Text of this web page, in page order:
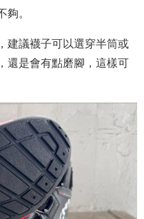
夠。
建議襪子可以選穿半筒或
還是會有點磨腳，這樣可